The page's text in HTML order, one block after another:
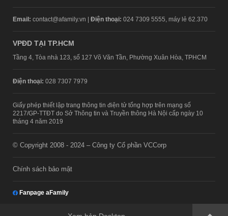
Email: contact@afamily.vn | Điện thoại: 024 7309 5555, máy lẻ 62.370
VPĐD TẠI TP.HCM
Tầng 4, Tòa nhà 123, số 127 Võ Văn Tần, Phường Xuân Hòa, TPHCM
Điện thoại: 028 7307 7979
Giấy phép thiết lập trang thông tin điện tử tổng hợp trên mạng số
2217/GP-TTĐT do Sở Thông tin và Truyền thông Hà Nội cấp ngày 10
tháng 4 năm 2019
© Copyright 2008 - 2024 – Công ty Cổ phần VCCorp
Chính sách bảo mật
Fanpage aFamily